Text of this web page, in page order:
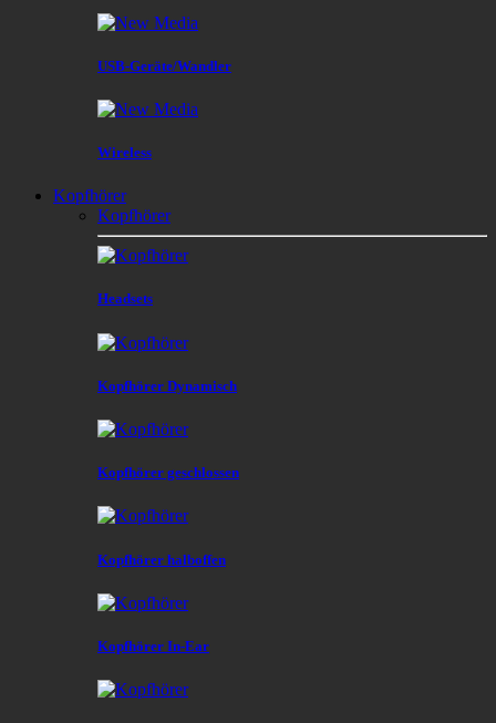
USB-Geräte/Wandler
Wireless
Kopfhörer
Kopfhörer
Headsets
Kopfhörer Dynamisch
Kopfhörer geschlossen
Kopfhörer halboffen
Kopfhörer In-Ear